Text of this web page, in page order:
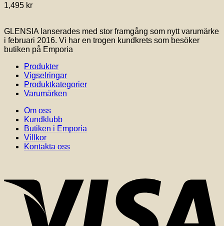
1,495 kr
GLENSIA lanserades med stor framgång som nytt varumärke
i februari 2016. Vi har en trogen kundkrets som besöker
butiken på Emporia
Produkter
Vigselringar
Produktkategorier
Varumärken
Om oss
Kundklubb
Butiken i Emporia
Villkor
Kontakta oss